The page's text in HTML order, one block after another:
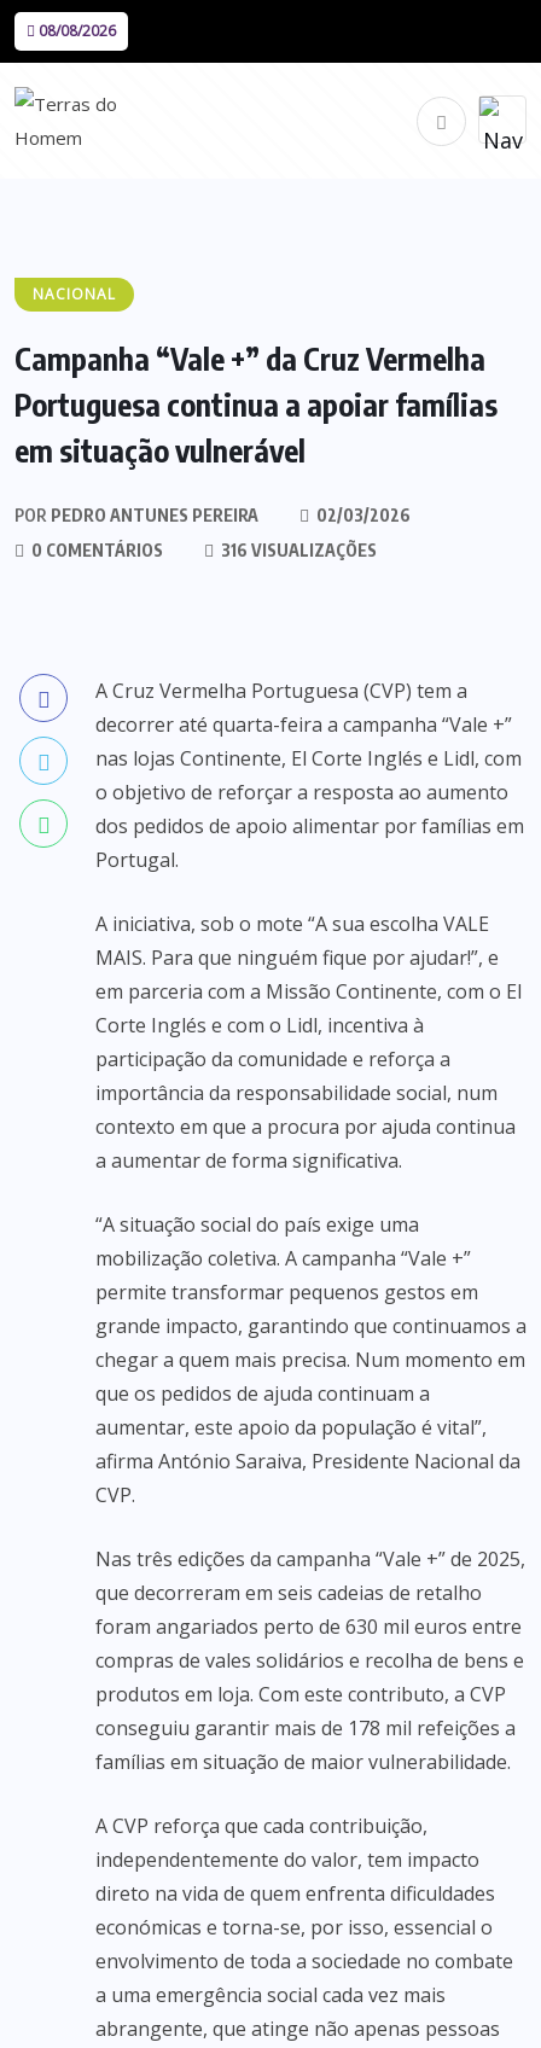
08/08/2026
NACIONAL
Campanha “Vale +” da Cruz Vermelha
Portuguesa continua a apoiar famílias
em situação vulnerável
POR PEDRO ANTUNES PEREIRA
02/03/2026
0 COMENTÁRIOS
316 VISUALIZAÇÕES
A Cruz Vermelha Portuguesa (CVP) tem a
decorrer até quarta-feira a campanha “Vale +”
nas lojas Continente, El Corte Inglés e Lidl, com
o objetivo de reforçar a resposta ao aumento
dos pedidos de apoio alimentar por famílias em
Portugal.
A iniciativa, sob o mote “A sua escolha VALE
MAIS. Para que ninguém fique por ajudar!”, e
em parceria com a Missão Continente, com o El
Corte Inglés e com o Lidl, incentiva à
participação da comunidade e reforça a
importância da responsabilidade social, num
contexto em que a procura por ajuda continua
a aumentar de forma significativa.
“A situação social do país exige uma
mobilização coletiva. A campanha “Vale +”
permite transformar pequenos gestos em
grande impacto, garantindo que continuamos a
chegar a quem mais precisa. Num momento em
que os pedidos de ajuda continuam a
aumentar, este apoio da população é vital”,
afirma António Saraiva, Presidente Nacional da
CVP.
Nas três edições da campanha “Vale +” de 2025,
que decorreram em seis cadeias de retalho
foram angariados perto de 630 mil euros entre
compras de vales solidários e recolha de bens e
produtos em loja. Com este contributo, a CVP
conseguiu garantir mais de 178 mil refeições a
famílias em situação de maior vulnerabilidade.
A CVP reforça que cada contribuição,
independentemente do valor, tem impacto
direto na vida de quem enfrenta dificuldades
económicas e torna-se, por isso, essencial o
envolvimento de toda a sociedade no combate
a uma emergência social cada vez mais
abrangente, que atinge não apenas pessoas